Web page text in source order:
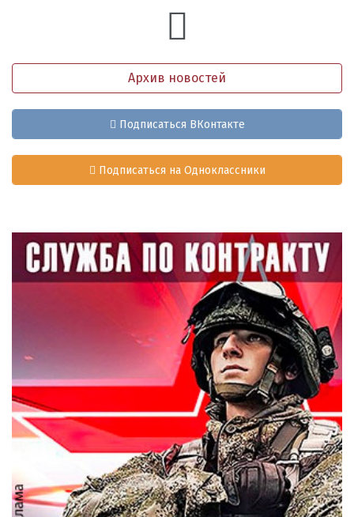
Архив новостей
Подписаться ВКонтакте
Подписаться на Одноклассники